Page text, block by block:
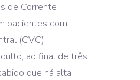
de Corrente
pacientes com
(CVC),
ao final de três
que há alta